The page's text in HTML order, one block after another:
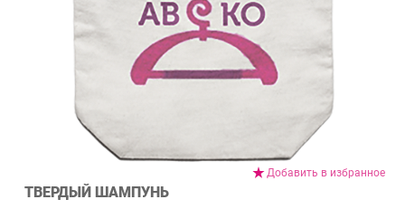
Добавить в избранное
ТВЕРДЫЙ ШАМПУНЬ